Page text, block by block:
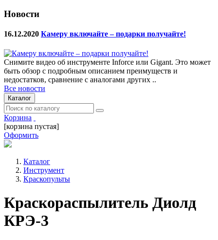
Новости
16.12.2020 Камеру включайте – подарки получайте!
Снимите видео об инструменте Inforce или Gigant. Это может
быть обзор с подробным описанием преимуществ и
недостатков, сравнение с аналогами других ..
Все новости
Каталог
Корзина
[корзина пустая]
Оформить
Каталог
Инструмент
Краскопульты
Краскораспылитель Диолд
КРЭ-3